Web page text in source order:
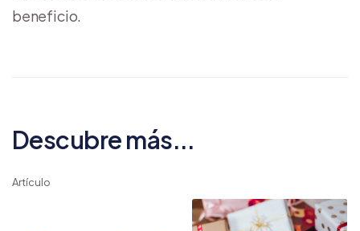
beneficio.
Descubre más...
Artículo